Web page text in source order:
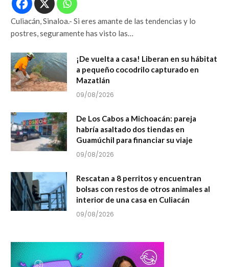
Culiacán, Sinaloa.- Si eres amante de las tendencias y lo
postres, seguramente has visto las…
¡De vuelta a casa! Liberan en su hábitat
a pequeño cocodrilo capturado en
Mazatlán
09/08/2026
De Los Cabos a Michoacán: pareja
habría asaltado dos tiendas en
Guamúchil para financiar su viaje
09/08/2026
Rescatan a 8 perritos y encuentran
bolsas con restos de otros animales al
interior de una casa en Culiacán
09/08/2026